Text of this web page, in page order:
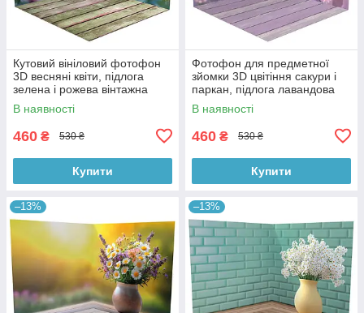
Кутовий вініловий фотофон
3D весняні квіти, підлога
зелена і рожева вінтажна
дошка, 50×50 см, №58615
В наявності
460 ₴ 530 ₴
Купити
Фотофон для предметної
зйомки 3D цвітіння сакури і
паркан, підлога лавандова
дошка і дерево, 50×50 см,
№58616
В наявності
460 ₴ 530 ₴
Купити
–13% –13%